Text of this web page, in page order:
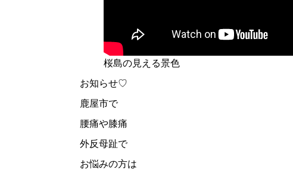
桜島の見える景色
お知らせ♡
鹿屋市で
腰痛や膝痛
外反母趾で
お悩みの方は